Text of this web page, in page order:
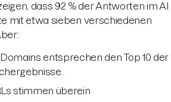
dass 92 % der Antworten im AI
mit etwa sieben verschiedenen
entsprechen den Top 10 der
stimmen überein